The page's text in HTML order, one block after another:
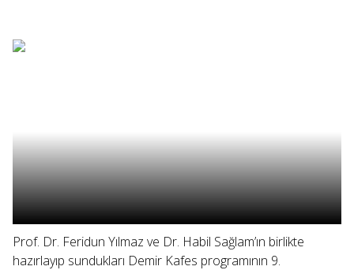
Prof. Dr. Feridun Yılmaz ve Dr. Habil Sağlam’ın birlikte
hazırlayıp sundukları Demir Kafes programının 9.